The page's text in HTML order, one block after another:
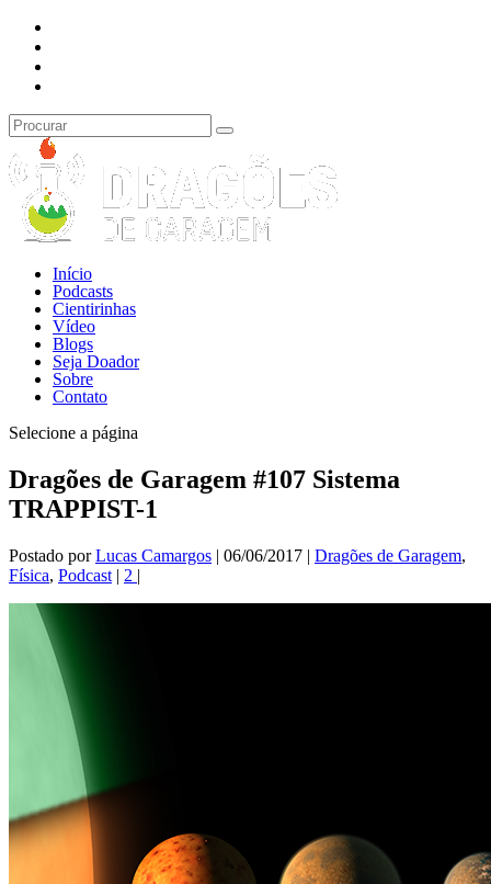
Início
Podcasts
Cientirinhas
Vídeo
Blogs
Seja Doador
Sobre
Contato
Selecione a página
Dragões de Garagem #107 Sistema
TRAPPIST-1
Postado porLucas Camargos | 06/06/2017 | Dragões de Garagem,
Física, Podcast | 2 |